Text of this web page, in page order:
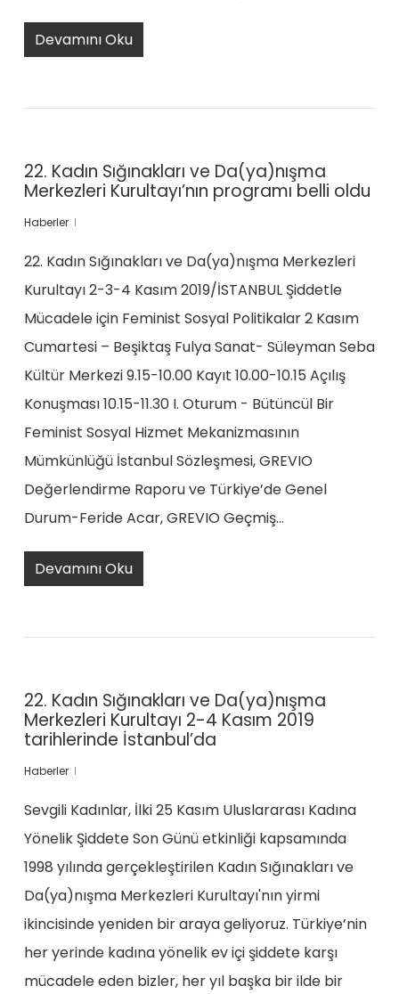
Devamını Oku
22. Kadın Sığınakları ve Da(ya)nışma
Merkezleri Kurultayı’nın programı belli oldu
Haberler
22. Kadın Sığınakları ve Da(ya)nışma Merkezleri
Kurultayı 2-3-4 Kasım 2019/İSTANBUL Şiddetle
Mücadele için Feminist Sosyal Politikalar 2 Kasım
Cumartesi – Beşiktaş Fulya Sanat- Süleyman Seba
Kültür Merkezi 9.15-10.00 Kayıt 10.00-10.15 Açılış
Konuşması 10.15-11.30 I. Oturum - Bütüncül Bir
Feminist Sosyal Hizmet Mekanizmasının
Mümkünlüğü İstanbul Sözleşmesi, GREVIO
Değerlendirme Raporu ve Türkiye’de Genel
Durum-Feride Acar, GREVIO Geçmiş…
Devamını Oku
22. Kadın Sığınakları ve Da(ya)nışma
Merkezleri Kurultayı 2-4 Kasım 2019
tarihlerinde İstanbul’da
Haberler
Sevgili Kadınlar, İlki 25 Kasım Uluslararası Kadına
Yönelik Şiddete Son Günü etkinliği kapsamında
1998 yılında gerçekleştirilen Kadın Sığınakları ve
Da(ya)nışma Merkezleri Kurultayı'nın yirmi
ikincisinde yeniden bir araya geliyoruz. Türkiye’nin
her yerinde kadına yönelik ev içi şiddete karşı
mücadele eden bizler, her yıl başka bir ilde bir